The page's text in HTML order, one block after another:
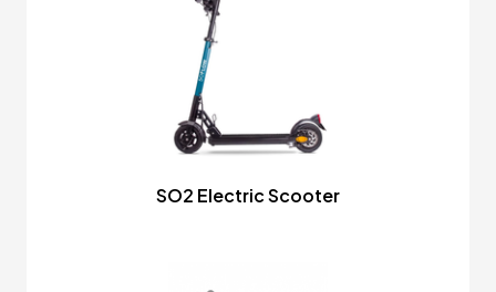
SO2 Electric Scooter